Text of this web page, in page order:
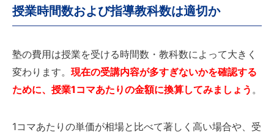
授業時間数および指導教科数は適切か
塾の費用は授業を受ける時間数・教科数によって大きく
変わります。 現在の受講内容が多すぎないかを確認する
ために、授業1コマあたりの金額に換算してみましょう 。
1コマあたりの単価が相場と比べて著しく高い場合や、受